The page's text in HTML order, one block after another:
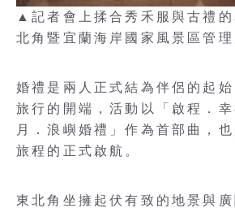
▲記者會上揉合秀禾服與古禮
北角暨宜蘭海岸國家風景區管
婚禮是兩人正式結為伴侶的起
旅行的開端，活動以「啟程．
月．浪嶼婚禮」作為首部曲，
旅程的正式啟航。
東北角坐擁起伏有致的地景與